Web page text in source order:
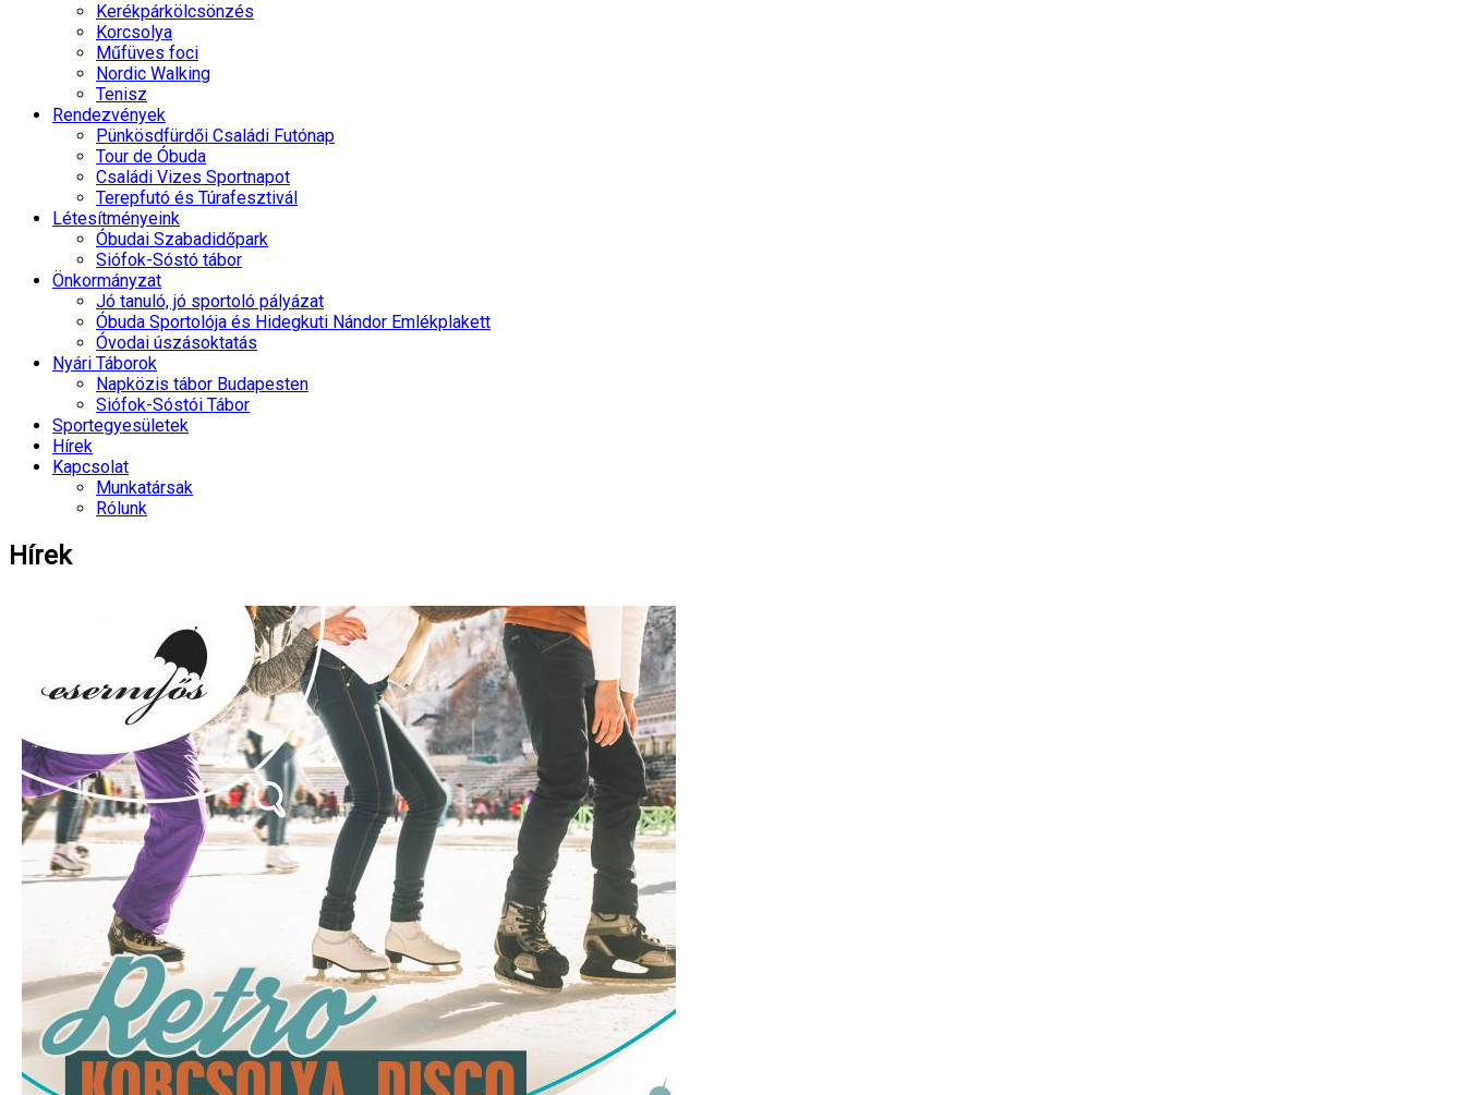
Kerékpárkölcsönzés
Korcsolya
Műfüves foci
Nordic Walking
Tenisz
Rendezvények
Pünkösdfürdői Családi Futónap
Tour de Óbuda
Családi Vizes Sportnapot
Terepfutó és Túrafesztivál
Létesítményeink
Óbudai Szabadidőpark
Siófok-Sóstó tábor
Önkormányzat
Jó tanuló, jó sportoló pályázat
Óbuda Sportolója és Hidegkuti Nándor Emlékplakett
Óvodai úszásoktatás
Nyári Táborok
Napközis tábor Budapesten
Siófok-Sóstói Tábor
Sportegyesületek
Hírek
Kapcsolat
Munkatársak
Rólunk
Hírek